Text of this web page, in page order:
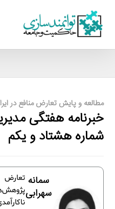
مطالعه و پایش تعارض منافع در
خبرنامه هفتگی
شماره هشتاد و یکم
تعارض سمانه
سهرابی